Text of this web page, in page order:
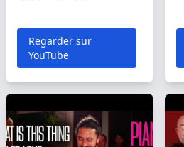
Regarder sur
YouTube